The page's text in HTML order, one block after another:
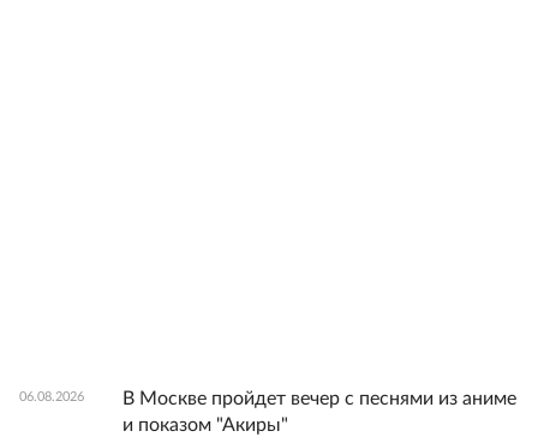
06.08.2026
В Москве пройдет вечер с песнями из аниме
и показом "Акиры"